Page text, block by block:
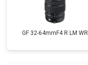
GF 32-64mmF4 R LM WR